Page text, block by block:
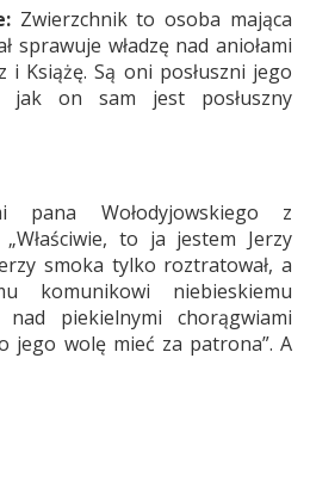
Zwierzchnik to osoba mająca
sprawuje władzę nad aniołami
i Książę. Są oni posłuszni jego
jak on sam jest posłuszny
pana Wołodyjowskiego z
„Właściwie, to ja jestem Jerzy
smoka tylko roztratował, a
komunikowi niebieskiemu
piekielnymi chorągwiami
jego wolę mieć za patrona”. A